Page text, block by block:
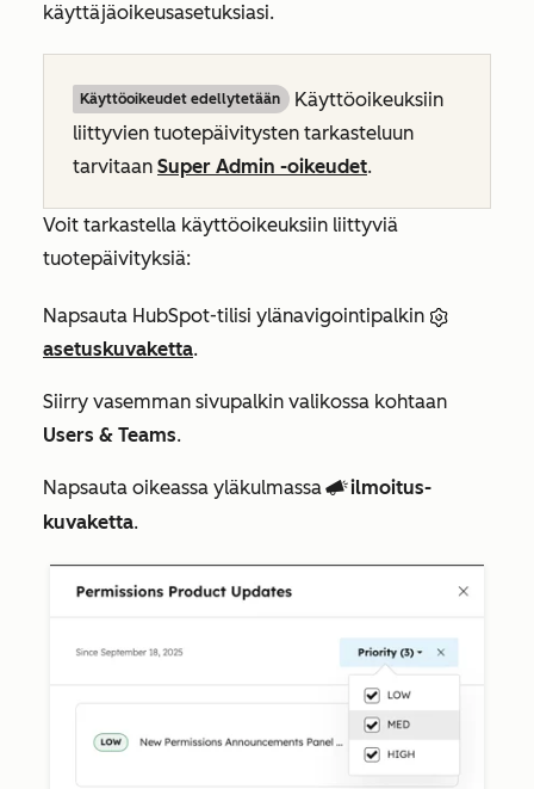
käyttäjäoikeusasetuksiasi.
Käyttöoikeudet edellytetään
Käyttöoikeuksiin
liittyvien tuotepäivitysten tarkasteluun
tarvitaan Super Admin -oikeudet.
Voit tarkastella käyttöoikeuksiin liittyviä
tuotepäivityksiä:
Napsauta HubSpot-tilisi ylänavigointipalkin
asetuskuvaketta.
Siirry vasemman sivupalkin valikossa kohtaan
Users & Teams.
Napsauta oikeassa yläkulmassacampaignsIconilmoitus-
kuvaketta.